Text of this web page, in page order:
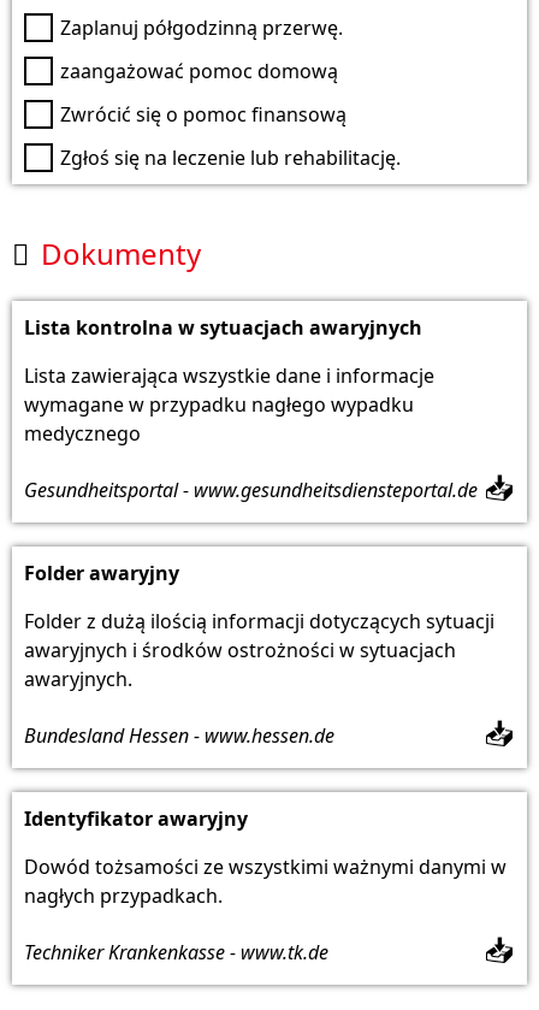
Zaplanuj półgodzinną przerwę.
zaangażować pomoc domową
Zwrócić się o pomoc finansową
Zgłoś się na leczenie lub rehabilitację.
 Dokumenty
Lista kontrolna w sytuacjach awaryjnych
Lista zawierająca wszystkie dane i informacje
wymagane w przypadku nagłego wypadku
medycznego
Gesundheitsportal - www.gesundheitsdiensteportal.de 📥
Folder awaryjny
Folder z dużą ilością informacji dotyczących sytuacji
awaryjnych i środków ostrożności w sytuacjach
awaryjnych.
Bundesland Hessen - www.hessen.de 📥
Identyfikator awaryjny
Dowód tożsamości ze wszystkimi ważnymi danymi w
nagłych przypadkach.
Techniker Krankenkasse - www.tk.de 📥